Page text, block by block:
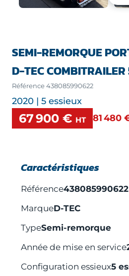
SEMI-REMORQUE
D-TEC
Référence438085990622
2020 | 5 essieux
67 900 € HT 81 480
Caractéristiques
Référence438085990622
MarqueD-TEC
TypeSemi-remorque
Année de mise en service
Configuration essieux5